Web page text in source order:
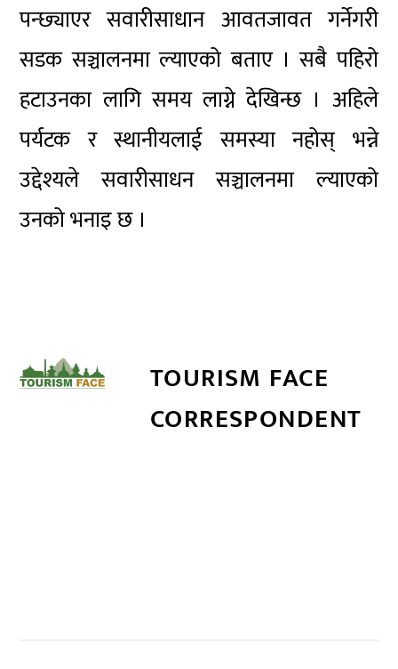
पन्छ्याएर सवारीसाधान आवतजावत गर्नेगरी
सडक सञ्चालनमा ल्याएको बताए । सबै पहिरो
हटाउनका लागि समय लाग्ने देखिन्छ । अहिले
पर्यटक र स्थानीयलाई समस्या नहोस् भन्ने
उद्देश्यले सवारीसाधन सञ्चालनमा ल्याएको
उनको भनाइ छ ।
TOURISM FACE
CORRESPONDENT